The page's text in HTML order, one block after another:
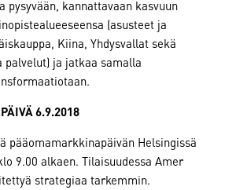
pysyvään, kannattavaan kasvuun
(asusteet ja
Kiina, Yhdysvallat sekä
ja jatkaa samalla
6.9.2018
pääomamarkkinapäivän Helsingissä
9.00 alkaen. Tilaisuudessa Amer
strategiaa tarkemmin.